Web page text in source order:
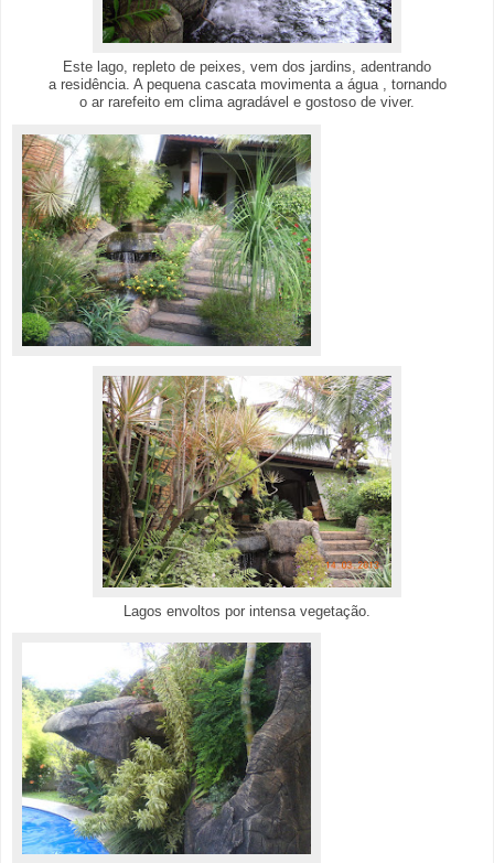
Este lago, repleto de peixes, vem dos jardins, adentrando
a residência. A pequena cascata movimenta a água , tornando
o ar rarefeito em clima agradável e gostoso de viver.
Lagos envoltos por intensa vegetação.